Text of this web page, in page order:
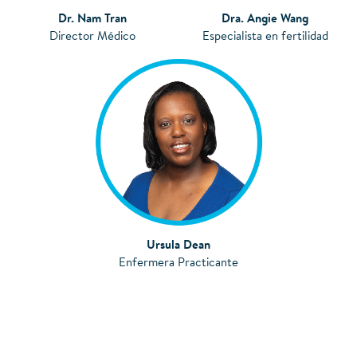
Dr. Nam Tran
Director Médico
Dra. Angie Wang
Especialista en fertilidad
Ursula Dean
Enfermera Practicante